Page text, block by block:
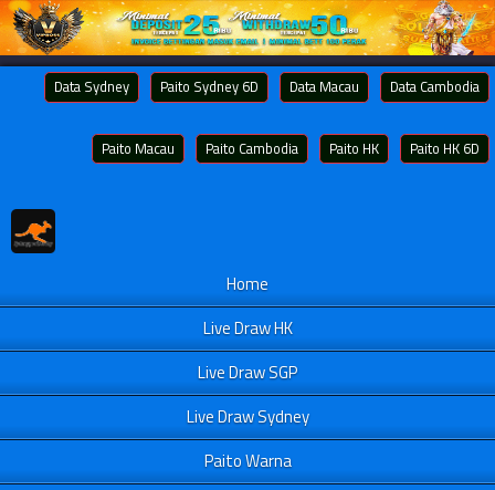
Data Cambodia
Data Macau
Paito Sydney 6D
Data Sydney
Paito HK 6D
Paito HK
Paito Cambodia
Paito Macau
Home
Live Draw HK
Live Draw SGP
Live Draw Sydney
Paito Warna